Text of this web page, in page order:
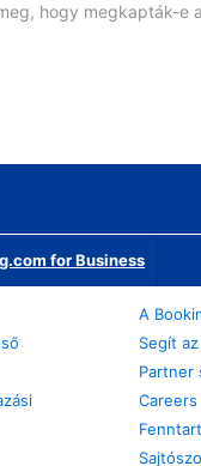
hogy megkapták-e
for Business
A
Segít
Partner
Careers